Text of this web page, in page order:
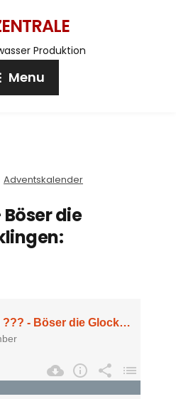
Produktion
Menu
Adventskalender
Böser die